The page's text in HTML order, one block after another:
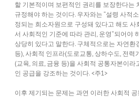
할 기본적이며 보편적인 권리를 보장한다는
규정해야 하는 것이다. 우자와는 “설령 사적
정되는 희소자원으로 구성돼 있다고 해도
서 사회적인 기준에 따라 관리, 운영”되어야
상당히 있다고 말한다. 구체적으로는 자연환
등), 사회적 인프라(도로교통, 상하수도, 전력
(교육, 의료, 금융 등)을 사회적 공통자본이라
인 공급을 강조하는 것이다. <주1>
이후 제기되는 문제는 과연 이러한 사회적